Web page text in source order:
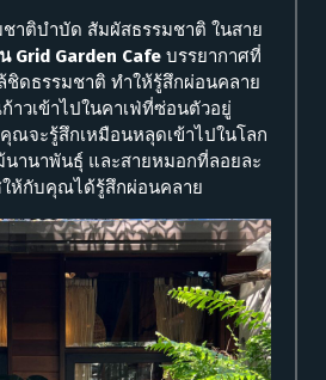
ชาติบำบัด สัมผัสธรรมชาติ ในสาย
Grid Garden Cafe บรรยากาศที่
ชิดธรรมชาติ ทำให้รู้สึกผ่อนคลาย
าวเข้าไปในคาเฟ่ที่ซ่อนตัวอยู่
ณจะรู้สึกเหมือนหลุดเข้าไปในโลก
านาพันธุ์ และสายหมอกที่ลอยละ
ให้กับคุณได้รู้สึกผ่อนคลาย